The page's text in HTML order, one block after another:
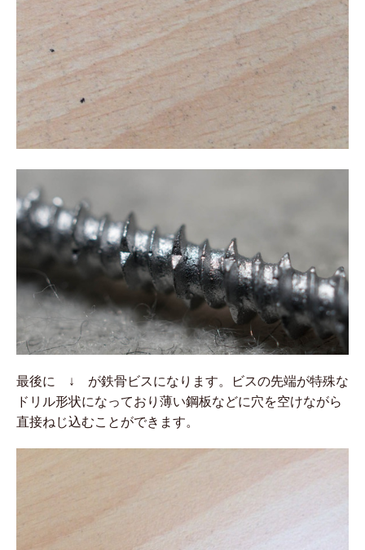
最後に ↓ が鉄骨ビスになります。ビスの先端が特殊な
ドリル形状になっており薄い鋼板などに穴を空けながら
直接ねじ込むことができます。